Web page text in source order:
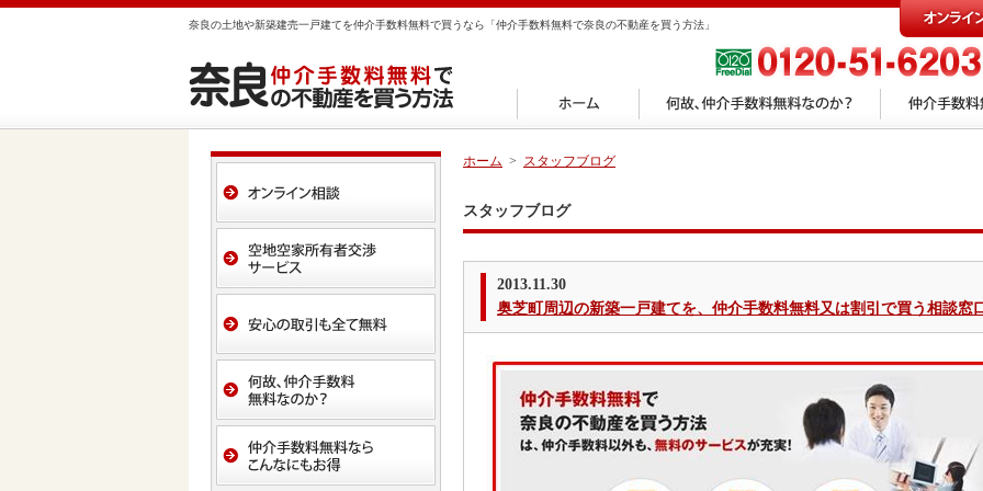
奈良の土地や新築建売一戸建てを仲介手数料無料で買うなら「仲介手数料無料で奈良の不動産を買う方法」
ホーム > スタッフブログ
スタッフブログ
2013.11.30
奥芝町周辺の新築一戸建てを、仲介手数料無料又は割引で買う相談窓